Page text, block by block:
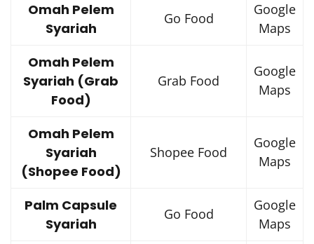
Omah Pelem
Syariah
Go Food
Google
Maps
Omah Pelem
Syariah (Grab
Food)
Grab Food
Google
Maps
Omah Pelem
Syariah
(Shopee Food)
Shopee Food
Google
Maps
Palm Capsule
Syariah
Go Food
Google
Maps